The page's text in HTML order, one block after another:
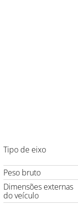
Tipo de eixo
Peso bruto
Dimensões externas
do veículo